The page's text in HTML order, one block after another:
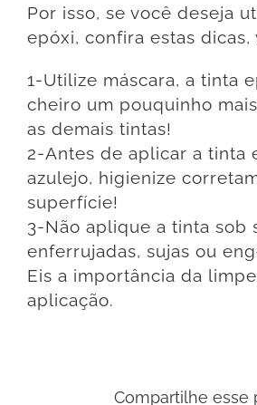
Por isso, se você deseja
epóxi, confira estas dicas,
1-Utilize máscara, a tinta
cheiro um pouquinho
as demais tintas!
2-Antes de aplicar a tinta
azulejo, higienize
superfície!
3-Não aplique a tinta sob
enferrujadas, sujas ou
Eis a importância da
aplicação.
Compartilhe esse